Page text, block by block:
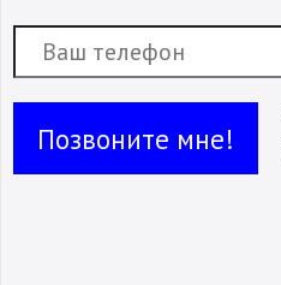
Позвоните мне!